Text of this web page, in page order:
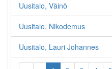
Uusitalo, Väinö
Uusitalo, Nikodemus
Uusitalo, Lauri Johannes